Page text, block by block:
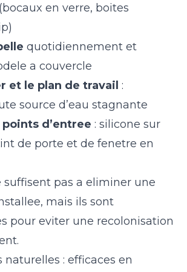
en verre, boites
quotidiennement et
a couvercle
et le plan de travail :
source d’eau stagnante
d’entree : silicone sur
de porte et de fenetre en
suffisent pas a eliminer une
mais ils sont
pour eviter une recolonisation
naturelles : efficaces en